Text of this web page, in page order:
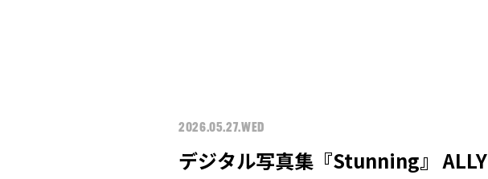
2026.05.27.WED
デジタル写真集『Stunning』 ALLY